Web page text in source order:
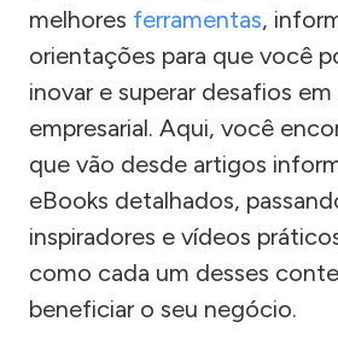
melhores ferramentas,
orientações para que você
inovar e superar desafios
empresarial. Aqui, você
que vão desde artigos
eBooks detalhados,
inspiradores e vídeos
como cada um desses
beneficiar o seu negócio.